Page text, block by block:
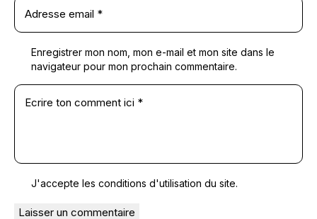
Enregistrer mon nom, mon e-mail et mon site dans le
navigateur pour mon prochain commentaire.
J'accepte les conditions d'utilisation du site.